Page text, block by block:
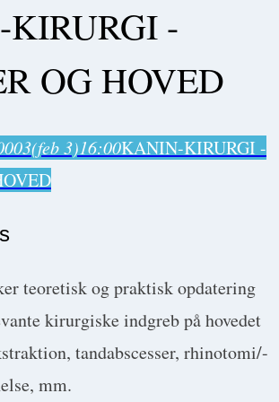
-
OG HOVED
03(feb 3)16:00KANIN-KIRURGI -
teoretisk og praktisk opdatering
kirurgiske indgreb på hovedet
tandabscesser, rhinotomi/-
mm.